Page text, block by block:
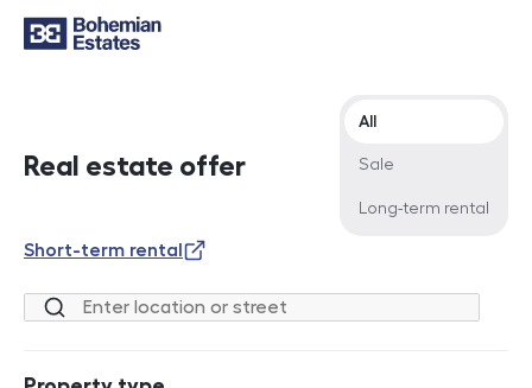
Real estate offer
Offer type
All
Sale
Long-term rental
Short-term rental
Location or street